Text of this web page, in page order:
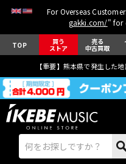
For Overseas
gakki.com/" for
TOP 買う
ストア
売る
中古買取
【重要】熊本県で発生した